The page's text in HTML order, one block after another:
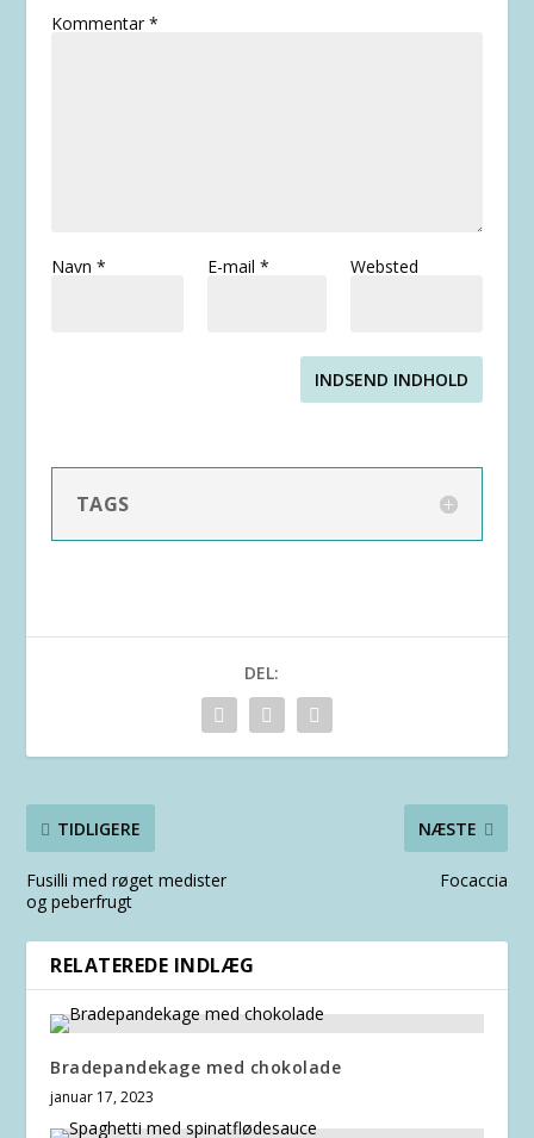
Kommentar*
Navn * E-mail * Websted
INDSEND INDHOLD
TAGS
DEL:
TIDLIGERE
Fusilli med røget medister
og peberfrugt
NÆSTE
Focaccia
RELATEREDE INDLÆG
Bradepandekage med chokolade
januar 17, 2023